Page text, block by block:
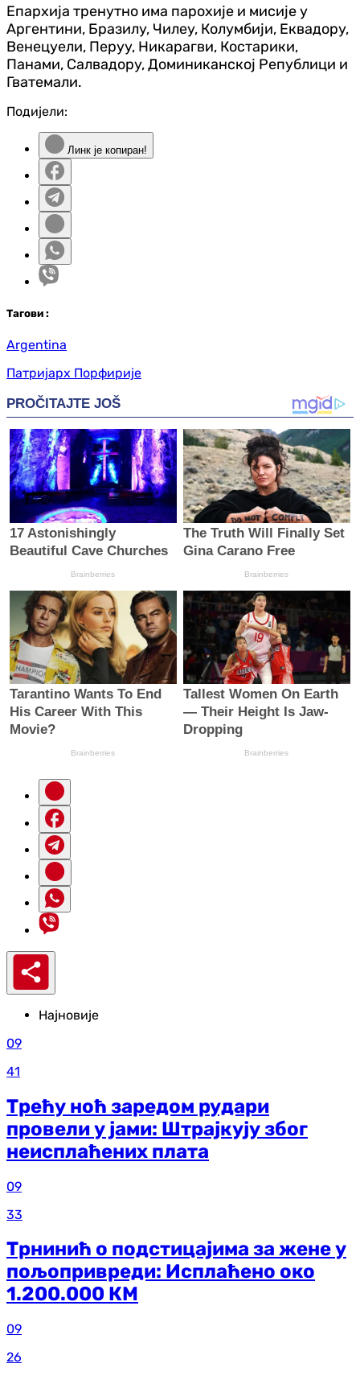
Епархија тренутно има парохије и мисије у
Аргентини, Бразилу, Чилеу, Колумбији, Еквадору,
Венецуели, Перуу, Никарагви, Костарики,
Панами, Салвадору, Доминиканској Републици и
Гватемали.
Подијели:
Линк је копиран!
Тагови :
Argentina
Патријарх Порфирије
Најновије
09
41
Трећу ноћ заредом рудари
провели у јами: Штрајкују због
неисплаћених плата
09
33
Трнинић о подстицајима за жене у
пољопривреди: Исплаћено око
1.200.000 КМ
09
26